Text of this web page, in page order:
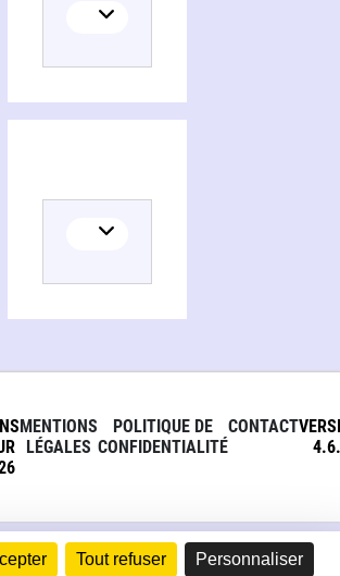
Tout refuser Personnaliser
MENTIONS
LÉGALES
POLITIQUE DE
CONFIDENTIALITÉ
CONTACT